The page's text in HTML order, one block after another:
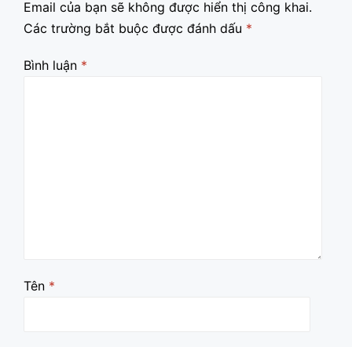
Email của bạn sẽ không được hiển thị công khai.
Các trường bắt buộc được đánh dấu *
Bình luận *
Tên *